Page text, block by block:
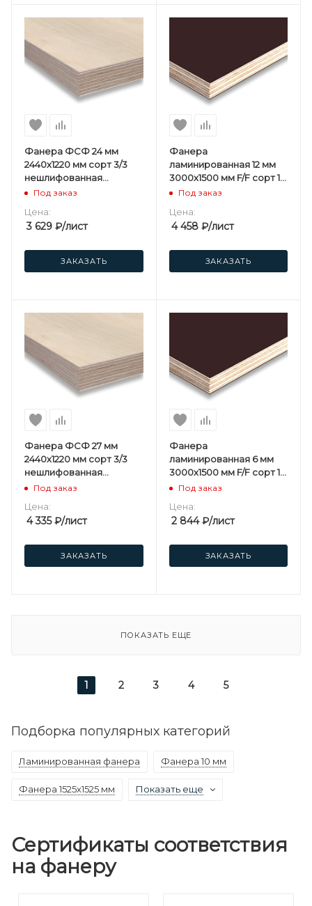
Фанера ФСФ 24 мм
2440х1220 мм сорт 3/3
нешлифованная
хвойная
Под заказ
Цена:
3 629 ₽/лист
ЗАКАЗАТЬ
Фанера
ламинированная 12 мм
3000х1500 мм F/F сорт 1/1
березовая
Под заказ
Цена:
4 458₽/лист
ЗАКАЗАТЬ
Фанера ФСФ 27 мм
2440х1220 мм сорт 3/3
нешлифованная
хвойная
Под заказ
Цена:
4 335₽/лист
ЗАКАЗАТЬ
Фанера
ламинированная 6 мм
3000х1500 мм F/F сорт 1/1
березовая
Под заказ
Цена:
2 844₽/лист
ЗАКАЗАТЬ
ПОКАЗАТЬ ЕЩЕ
1 2 3 4 5
Подборка популярных категорий
Ламинированная фанера Фанера 10 мм
Фанера 1525х1525 мм Показать еще
Сертификаты соответствия
на фанеру